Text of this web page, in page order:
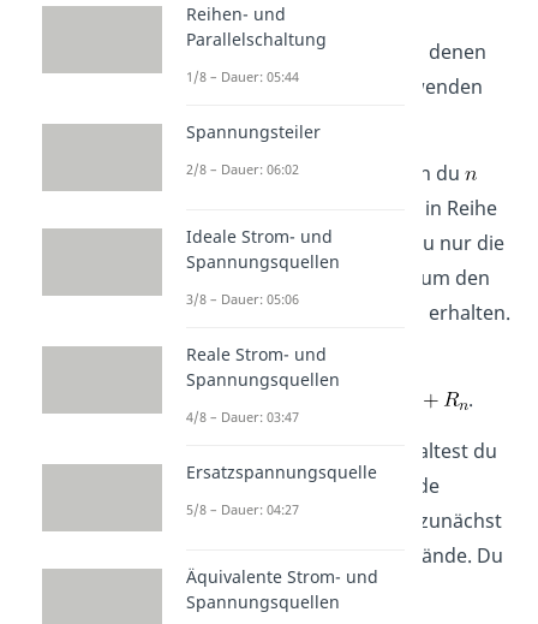
Es gibt zwei Situationen, in denen
du direkt eine Formel verwenden
kannst:
(1)Reihenschaltung
: Wenn du
in Reihe
schaltest, dann brauchst du nur die
Widerstände zu addieren, um den
Gesamtwiderstand
zu erhalten.
Das heißt du rechnest
.
: Schaltest du
hingegen die Widerstände
parallel, dann addierst du zunächst
die Kehrwerte der Widerstände. Du
rechnest also
Reihen- und
Parallelschaltung
1/8 – Dauer: 05:44
Spannungsteiler
2/8 – Dauer: 06:02
Ideale Strom- und
Spannungsquellen
3/8 – Dauer: 05:06
Reale Strom- und
Spannungsquellen
4/8 – Dauer: 03:47
Ersatzspannungsquelle
5/8 – Dauer: 04:27
Äquivalente Strom- und
Spannungsquellen